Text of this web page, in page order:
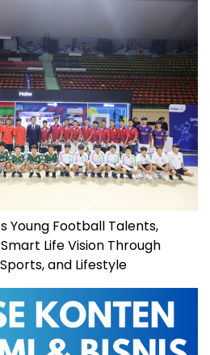
Young Football Talents,
Life Vision Through
and Lifestyle